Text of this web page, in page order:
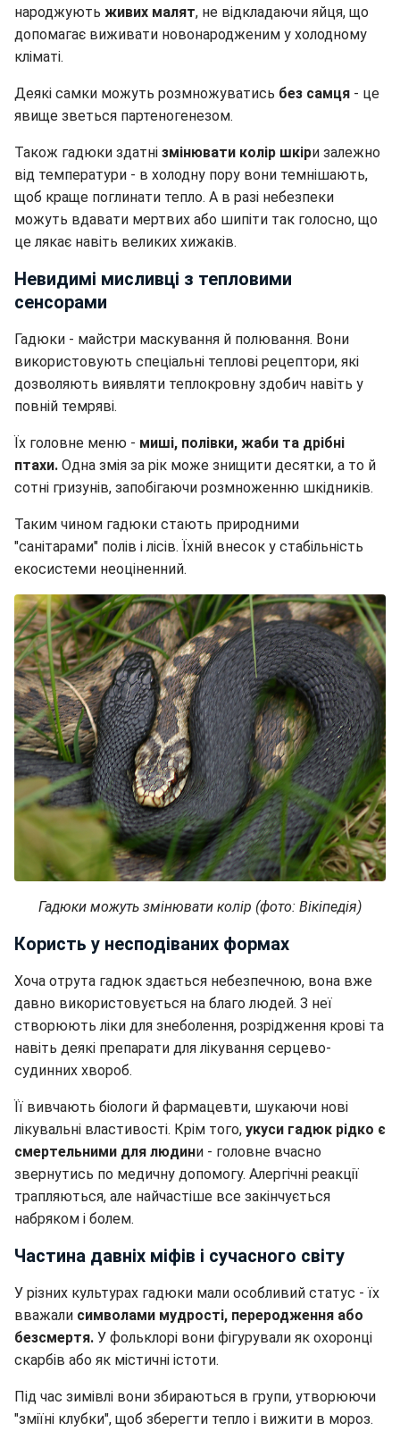
народжують живих малят, не відкладаючи яйця, що
допомагає виживати новонародженим у холодному
кліматі.
Деякі самки можуть розмножуватись без самця - це
явище зветься партеногенезом.
Також гадюки здатні змінювати колір шкіри залежно
від температури - в холодну пору вони темнішають,
щоб краще поглинати тепло. А в разі небезпеки
можуть вдавати мертвих або шипіти так голосно, що
це лякає навіть великих хижаків.
Невидимі мисливці з тепловими
сенсорами
Гадюки - майстри маскування й полювання. Вони
використовують спеціальні теплові рецептори, які
дозволяють виявляти теплокровну здобич навіть у
повній темряві.
Їх головне меню - миші, полівки, жаби та дрібні
птахи. Одна змія за рік може знищити десятки, а то й
сотні гризунів, запобігаючи розмноженню шкідників.
Таким чином гадюки стають природними
"санітарами" полів і лісів. Їхній внесок у стабільність
екосистеми неоціненний.
Гадюки можуть змінювати колір (фото: Вікіпедія)
Користь у несподіваних формах
Хоча отрута гадюк здається небезпечною, вона вже
давно використовується на благо людей. З неї
створюють ліки для знеболення, розрідження крові та
навіть деякі препарати для лікування серцево-
судинних хвороб.
Її вивчають біологи й фармацевти, шукаючи нові
лікувальні властивості. Крім того, укуси гадюк рідко є
смертельними для людини - головне вчасно
звернутись по медичну допомогу. Алергічні реакції
трапляються, але найчастіше все закінчується
набряком і болем.
Частина давніх міфів і сучасного світу
У різних культурах гадюки мали особливий статус - їх
вважали символами мудрості, переродження або
безсмертя. У фольклорі вони фігурували як охоронці
скарбів або як містичні істоти.
Під час зимівлі вони збираються в групи, утворюючи
"зміїні клубки", щоб зберегти тепло і вижити в мороз.